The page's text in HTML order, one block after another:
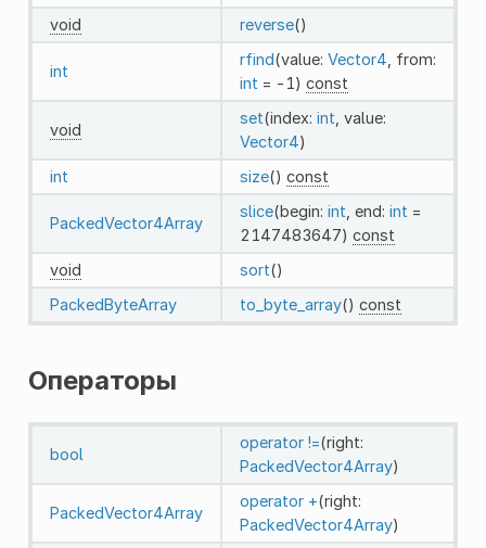
void
reverse()
int
rfind(value: Vector4 , from:
int = -1) const
void
set(index: int , value:
Vector4)
int
size() const
PackedVector4Array
slice(begin: int , end: int =
2147483647) const
void
sort()
PackedByteArray
to_byte_array() const
Операторы
bool
operator !=(right:
PackedVector4Array)
PackedVector4Array
operator +(right:
PackedVector4Array)